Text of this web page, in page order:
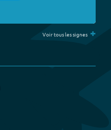
Voir tous les signes +